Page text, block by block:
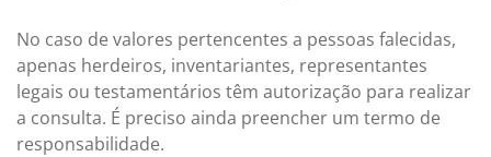
No caso de valores pertencentes a pessoas falecidas,
apenas herdeiros, inventariantes, representantes
legais ou testamentários têm autorização para realizar
a consulta. É preciso ainda preencher um termo de
responsabilidade.